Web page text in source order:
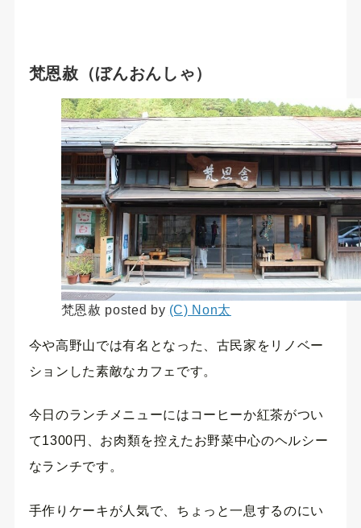
梵恩赦（ぼんおんしゃ）
梵恩赦 posted by (C) Non太
今や高野山では有名となった、古民家をリノベー
ションした素敵なカフェです。
今日のランチメニューにはコーヒーか紅茶がつい
て1300円、お肉類を控えたお野菜中心のヘルシー
なランチです。
手作りケーキが人気で、ちょっと一息するのにい